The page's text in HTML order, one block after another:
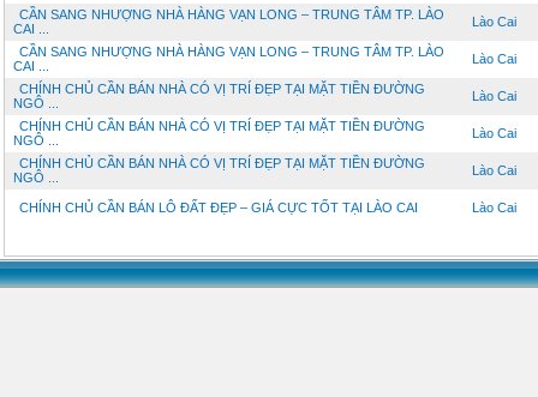
CẦN SANG NHƯỢNG NHÀ HÀNG VẠN LONG – TRUNG TÂM TP. LÀO
CAI ...
Lào Cai
CẦN SANG NHƯỢNG NHÀ HÀNG VẠN LONG – TRUNG TÂM TP. LÀO
CAI ...
Lào Cai
CHÍNH CHỦ CẦN BÁN NHÀ CÓ VỊ TRÍ ĐẸP TẠI MẶT TIỀN ĐƯỜNG
NGÔ ...
Lào Cai
CHÍNH CHỦ CẦN BÁN NHÀ CÓ VỊ TRÍ ĐẸP TẠI MẶT TIỀN ĐƯỜNG
NGÔ ...
Lào Cai
CHÍNH CHỦ CẦN BÁN NHÀ CÓ VỊ TRÍ ĐẸP TẠI MẶT TIỀN ĐƯỜNG
NGÔ ...
Lào Cai
CHÍNH CHỦ CẦN BÁN LÔ ĐẤT ĐẸP – GIÁ CỰC TỐT TẠI LÀO CAI Lào Cai